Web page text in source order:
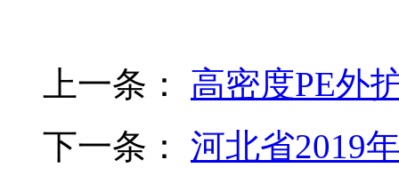
上一条： 高密度PE外
下一条： 河北省2019